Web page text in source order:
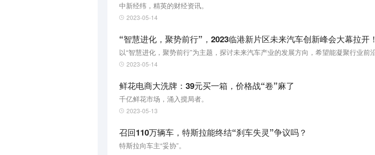
中新经纬，精英的财经资讯。
2023-05-14
“智慧进化，聚势前行”，2023临港新片区未来汽车创新峰会大幕拉开！
2023-05-14
鲜花电商大洗牌：39元买一箱，价格战“卷”麻了
千亿鲜花市场，涌入搅局者。
2023-05-13
召回110万辆车，特斯拉能终结“刹车失灵”争议吗？
特斯拉向车主“妥协”。